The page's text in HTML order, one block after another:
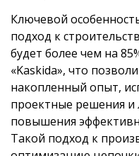
Ключевой
подход к
будет более чем на
«Kaskida», что
накопленный опыт,
проектные решения и
повышения
Такой подход к